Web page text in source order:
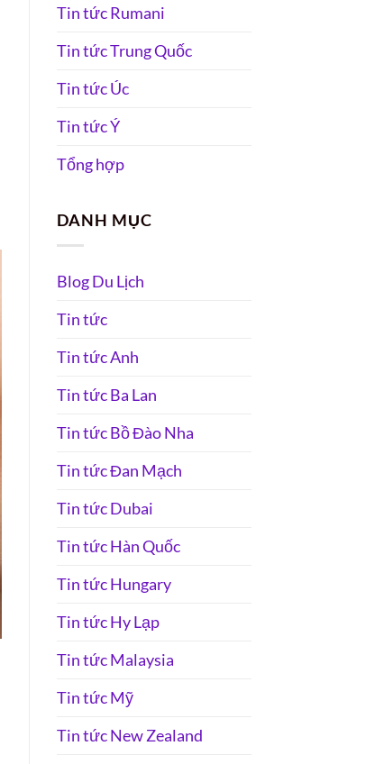
Tin tức Rumani
Tin tức Trung Quốc
Tin tức Úc
Tin tức Ý
Tổng hợp
DANH MỤC
Blog Du Lịch
Tin tức
Tin tức Anh
Tin tức Ba Lan
Tin tức Bồ Đào Nha
Tin tức Đan Mạch
Tin tức Dubai
Tin tức Hàn Quốc
Tin tức Hungary
Tin tức Hy Lạp
Tin tức Malaysia
Tin tức Mỹ
Tin tức New Zealand